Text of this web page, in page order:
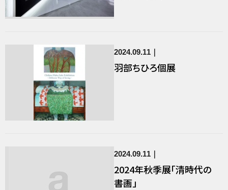
2024.09.11
羽部ちひろ個展
2024.09.11
2024年秋季展「清時代の
書画」